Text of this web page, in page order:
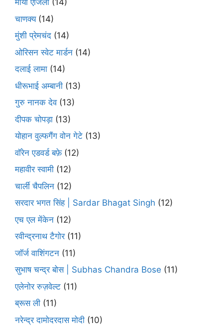
माया एंजिलो (14)
चाणक्य(14)
मुंशी प्रेमचंद (14)
ओरिसन स्‍वेट मार्डन (14)
दलाई लामा (14)
धीरूभाई अम्बानी (13)
गुरु नानक देव(13)
दीपक चोपड़ा (13)
योहान वुल्फगैंग वोन गेटे (13)
वॉरेन एडवर्ड बफ़े(12)
महावीर स्वामी (12)
चार्ली चैपलिन (12)
सरदार भगत सिंह | Sardar Bhagat Singh (12)
एच एल मेंकेन (12)
रवीन्द्रनाथ टैगोर(11)
जॉर्ज वाशिंगटन (11)
सुभाष चन्द्र बोस | Subhas Chandra Bose (11)
एलेनोर रुज़वेल्ट (11)
ब्रूस ली (11)
नरेन्द्र दामोदरदास मोदी (10)